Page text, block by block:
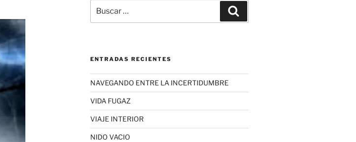
por:
ENTRADAS RECIENTES
NAVEGANDO ENTRE LA INCERTIDUMBRE
VIDA FUGAZ
VIAJE INTERIOR
NIDO VACIO